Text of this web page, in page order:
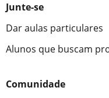
Junte-se
Dar aulas particulares
Alunos que buscam
Comunidade